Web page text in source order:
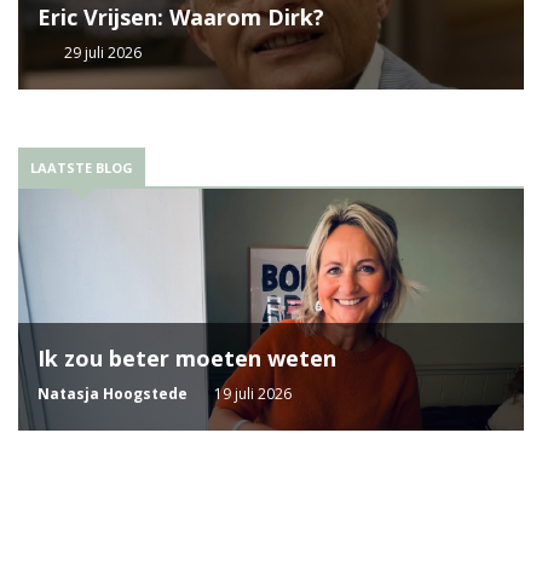
Eric Vrijsen: Waarom Dirk?
29 juli 2026
LAATSTE BLOG
Ik zou beter moeten weten
Natasja Hoogstede 19 juli 2026